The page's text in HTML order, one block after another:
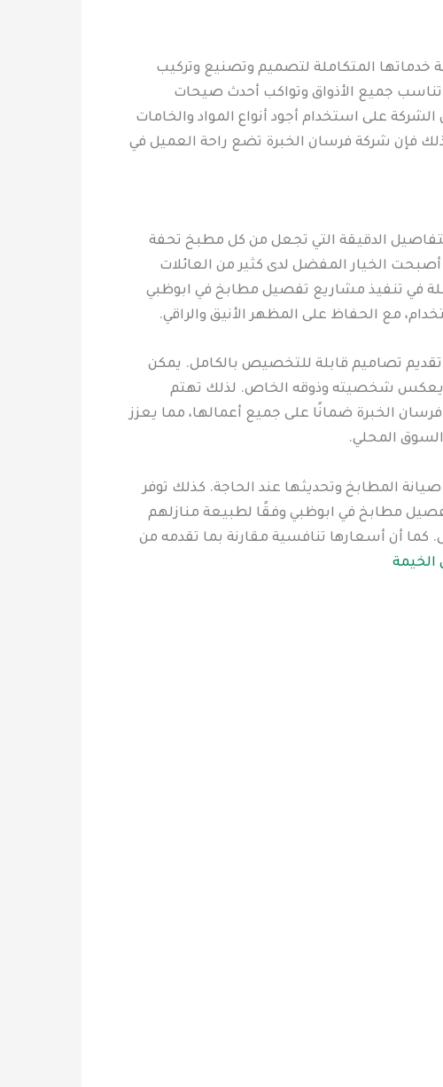
خدماتها المتكاملة لتصميم وتصنيع وتركيب
تناسب جميع الأذواق وتواكب أحدث صيحات
على استخدام أجود أنواع المواد والخامات
فإن شركة فرسان الخبرة تضع راحة العميل في
الدقيقة التي تجعل من كل مطبخ تحفة
الخيار المفضل لدى كثير من العائلات
في تنفيذ مشاريع تفصيل مطابخ في ابوظبي
مع الحفاظ على المظهر الأنيق والراقي.
تصاميم قابلة للتخصيص بالكامل. يمكن
يعكس شخصيته وذوقه الخاص. لذلك تهتم
الخبرة ضمانًا على جميع أعمالها، مما يعزز
المحلي.
المطابخ وتحديثها عند الحاجة. كذلك توفر
مطابخ في ابوظبي وفقًا لطبيعة منازلهم
كما أن أسعارها تنافسية مقارنة بما تقدمه من